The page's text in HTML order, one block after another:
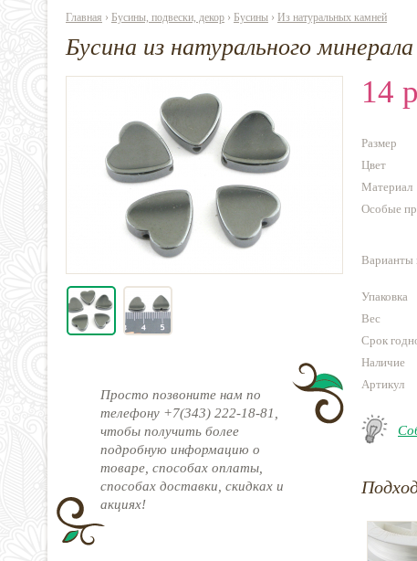
Главная › Бусины, подвески, декор › Бусины › Из натуральных камней
Бусина из натурального
Просто позвоните нам по
телефону +7(343) 222-18-81,
чтобы получить более
подробную информацию о
товаре, способах оплаты,
способах доставки, скидках и
акциях!
14
Размер
Цвет
Материал
Особые
Варианты
Упаковка
Вес
Срок
Наличие
Артикул